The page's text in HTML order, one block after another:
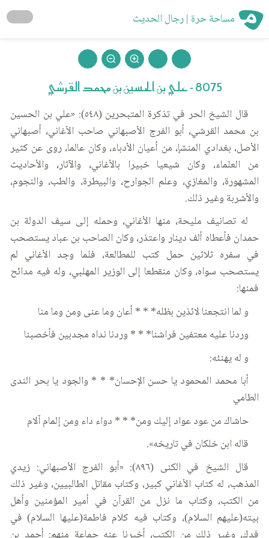
مساحة حرة | رجال الحديث
8075 - علي بن الحسين بن محمد القرشي
قال الشيخ الحر في تذكرة المتبحرين (٥٤٨): «علي بن الحسين
بن محمد القرشي، أبو الفرج الأصبهاني صاحب الأغاني، أصبهاني
الأصل، بغدادي المنشإ، من أعيان الأدباء، وكان عالما، روى عن كثير
من العلماء، وكان شيعيا خبيرا بالأغاني، والآثار، والأحاديث
المشهورة، والمغازي، وعلم الجوارح، والبيطرة، والطب، والنجوم،
والأشربة وغير ذلك.
له تصانيف مليحة، منها الأغاني، وحمله إلى سيف الدولة بن
حمدان فأعطاه ألف دينار واعتذر، وكان الصاحب بن عباد يستصحب
في سفره ثلاثين حمل كتب للمطالعة، فلما وجد الأغاني لم
يستصحب سواه، وكان منقطعا إلى الوزير المهلبي، وله فيه مدائح
فمنها:
و لما انتجعنا لائذين بظله* * * أعان وما عنى ومن وما منا
وردنا عليه معتفين فراشنا* * * وردنا نداه مجدبين فأخصبنا
و له يهنئه:
أبا محمد المحمود يا حسن الإحسان* * * والجود يا بحر الندى
الطامي
حاشاك من عود عواد إليك ومن* * * دواء داء ومن إلمام آلام
قاله ابن خلكان في تاريخه».
قال الشيخ في الكنى (٨٩٦): «أبو الفرج الأصبهاني: زيدي
المذهب، له كتاب الأغاني كبير، وكتاب مقاتل الطالبيين، وغير ذلك
من الكتب، وكتاب ما نزل من القرآن في أمير المؤمنين وأهل
بيته(عليهم السلام)، وكتاب فيه كلام فاطمة(عليها السلام) في